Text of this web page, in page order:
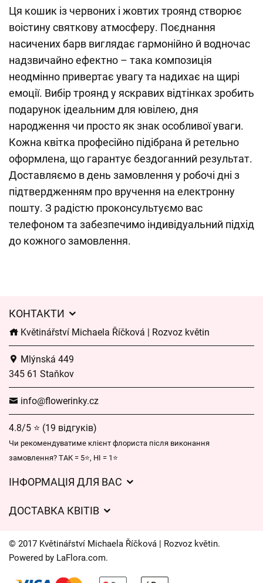
Ця кошик із червоних і жовтих троянд створює
воістину святкову атмосферу. Поєднання
насичених барв виглядає гармонійно й водночас
надзвичайно ефектно – така композиція
неодмінно привертає увагу та надихає на щирі
емоції. Вибір троянд у яскравих відтінках зробить
подарунок ідеальним для ювілею, дня
народження чи просто як знак особливої уваги.
Кожна квітка професійно підібрана й ретельно
оформлена, що гарантує бездоганний результат.
Доставляємо в день замовлення у робочі дні з
підтвердженням про вручення на електронну
пошту. З радістю проконсультуємо вас
телефоном та забезпечимо індивідуальний підхід
до кожного замовлення.
КОНТАКТИ
Květinářství Michaela Říčková | Rozvoz květin
Mlýnská 449
345 61 Staňkov
info@flowerinky.cz
4.8/5 ⭐ (19 відгуків)
Чи рекомендуватиме клієнт флориста після виконання
замовлення? ТАК = 5⭐, НІ = 1⭐
ІНФОРМАЦІЯ ДЛЯ ВАС
Захист персональних даних
Час доставки квітів – огляд можливостей
ДОСТАВКА КВІТІВ
Куди ми доставляємо квіти
© 2017 Květinářství Michaela Říčková | Rozvoz květin.
Powered by LaFlora.com.